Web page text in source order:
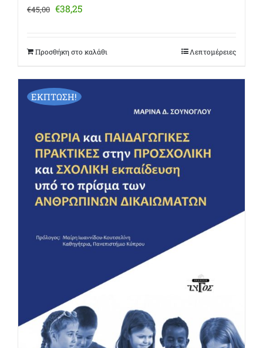
€45,00 Original
€45,00.
€38,25Η
είναι:
Προσθήκη στο καλάθι Λεπτομέρειες
ΕΚΠΤΩΣΗ!